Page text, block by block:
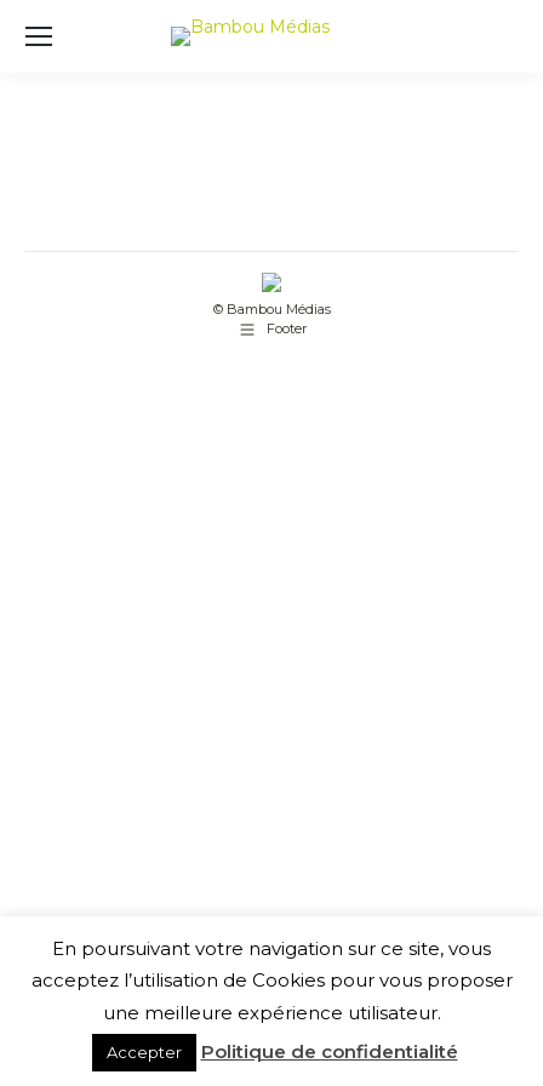
© Bambou Médias
Footer
En poursuivant votre navigation sur ce site, vous
acceptez l’utilisation de Cookies pour vous proposer
une meilleure expérience utilisateur.
Accepter Politique de confidentialité